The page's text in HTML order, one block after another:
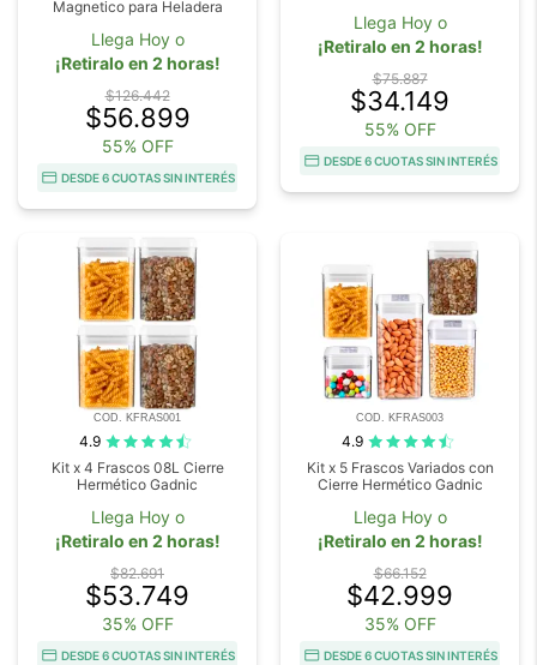
Magnetico para Heladera
Llega Hoy o
¡Retiralo en 2 horas!
$126.442
$56.899
55% OFF
DESDE 6 CUOTAS SIN INTERÉS
Llega Hoy o
¡Retiralo en 2 horas!
$75.887
$34.149
55% OFF
DESDE 6 CUOTAS SIN INTERÉS
COD. KFRAS001
4.9
Kit x 4 Frascos 08L Cierre
Hermético Gadnic
Llega Hoy o
¡Retiralo en 2 horas!
$82.691
$53.749
35% OFF
DESDE 6 CUOTAS SIN INTERÉS
COD. KFRAS003
4.9
Kit x 5 Frascos Variados con
Cierre Hermético Gadnic
Llega Hoy o
¡Retiralo en 2 horas!
$66.152
$42.999
35% OFF
DESDE 6 CUOTAS SIN INTERÉS